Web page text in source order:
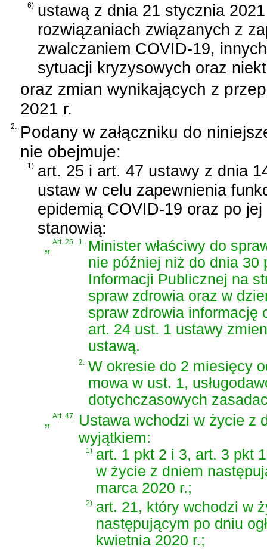
6) ustawą z dnia 21 stycznia
rozwiązaniach związanych z
zwalczaniem COVID-19,
sytuacji kryzysowych oraz
oraz zmian wynikających z
2021 r.
2. Podany w załączniku do
nie obejmuje:
1) art. 25 i art. 47 ustawy z dnia
ustaw w celu zapewnienia
epidemią COVID-19 oraz po
stanowią:
„Art. 25. 1. Minister właściwy do
nie później niż do dnia 30
Informacji Publicznej na
spraw zdrowia oraz w
spraw zdrowia informację
art. 24 ust. 1 ustawy
ustawą.
2. W okresie do 2 miesięcy
mowa w ust. 1,
dotychczasowych
„Art. 47. Ustawa wchodzi w życie z
wyjątkiem:
1) art. 1 pkt 2 i 3, art. 3 pkt
w życie z dniem
marca 2020 r.;
2) art. 21, który wchodzi w
następującym po dniu
kwietnia 2020 r.;